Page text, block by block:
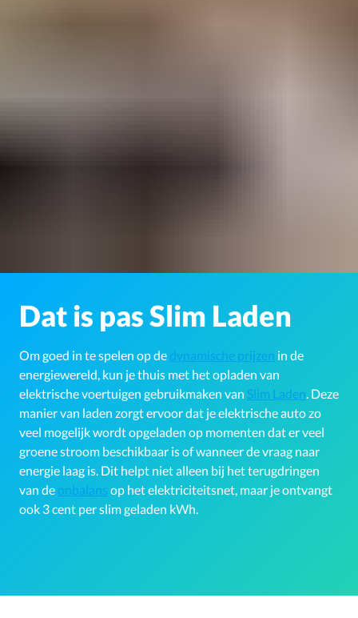
Dat is pas Slim Laden
Om goed in te spelen op de dynamische prijzen in de
energiewereld, kun je thuis met het opladen van
elektrische voertuigen gebruikmaken van Slim Laden . Deze
manier van laden zorgt ervoor dat je elektrische auto zo
veel mogelijk wordt opgeladen op momenten dat er veel
groene stroom beschikbaar is of wanneer de vraag naar
energie laag is. Dit helpt niet alleen bij het terugdringen
van de onbalans op het elektriciteitsnet, maar je ontvangt
ook 3 cent per slim geladen kWh.